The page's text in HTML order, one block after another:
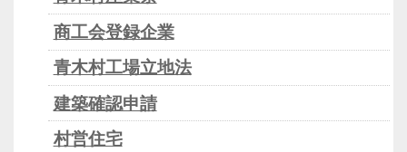
商工会登録企業
青木村工場立地法
建築確認申請
村営住宅